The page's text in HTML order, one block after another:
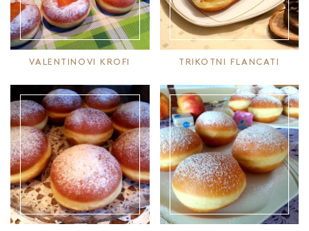
VALENTINOVI KROFI TRIKOTNI FLANCATI